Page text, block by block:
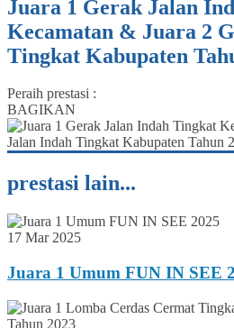
Juara 1 Gerak Jalan
Kecamatan & Juara 2
Tingkat Kabupaten
Peraih prestasi :
BAGIKAN
prestasi lain...
17 Mar 2025
Juara 1 Umum FUN IN SEE